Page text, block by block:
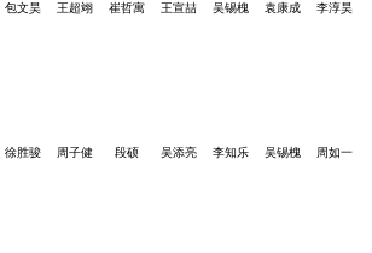
包文昊 王超翊 崔哲寓 王宣喆 吴锡槐 袁康成 李淳昊
徐胜骏 周子健 段硕 吴添亮 李知乐 吴锡槐 周如一